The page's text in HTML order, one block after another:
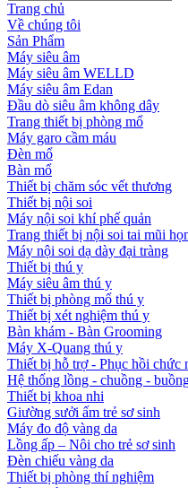
Trang chủ
Về chúng tôi
Sản Phẩm
Máy siêu âm
Máy siêu âm WELLD
Máy siêu âm Edan
Đầu dò siêu âm không dây
Trang thiết bị phòng mổ
Máy garo cầm máu
Đèn mổ
Bàn mổ
Thiết bị chăm sóc vết thương
Thiết bị nội soi
Máy nội soi khí phế quản
Trang thiết bị nội soi tai mũi
Máy nội soi dạ dày đại tràng
Thiết bị thú y
Máy siêu âm thú y
Thiết bị phòng mổ thú y
Thiết bị xét nghiệm thú y
Bàn khám - Bàn Grooming
Máy X-Quang thú y
Thiết bị hỗ trợ - Phục hồi chức
Hệ thống lồng - chuồng -
Thiết bị khoa nhi
Giường sưởi ấm trẻ sơ sinh
Máy đo độ vàng da
Lồng ấp – Nôi cho trẻ sơ sinh
Đèn chiếu vàng da
Thiết bị phòng thí nghiệm